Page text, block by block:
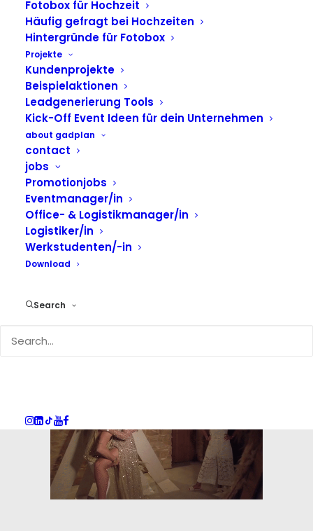
Fotobox für Hochzeit
Häufig gefragt bei Hochzeiten
Hintergründe für Fotobox
Projekte
Kundenprojekte
Beispielaktionen
Leadgenerierung Tools
Kick-Off Event Ideen für dein Unternehmen
about gadplan
contact
jobs
Promotionjobs
Eventmanager/in
Office- & Logistikmanager/in
Logistiker/in
Werkstudenten/-in
Download
Search
Spaß und unvergessliche Momente. Sofort ausgedruckt
und in einer passwortgeschützten Online Galerie
machen Sie Ihr Event zum Highlight.
VERFÜGBARKEIT ANFRAGEN
Der Fotospiegel
Die Mirrorbooth ist der perfekte
mehr über dieses Produkt..